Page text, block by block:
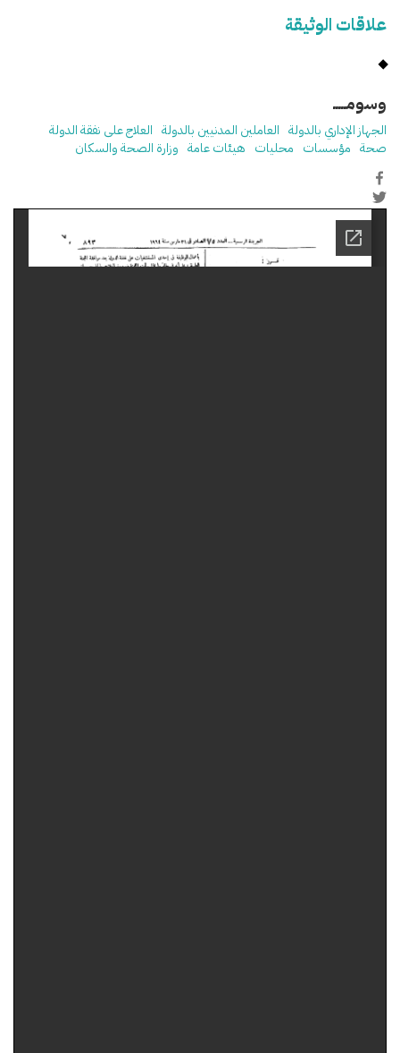
علاقات الوثيقة
وسومـــــ
الجهاز الإداري بالدولة العاملين المدنيين بالدولة العلاج على نفقة الدولة
صحة مؤسسات محليات هيئات عامة وزارة الصحة والسكان